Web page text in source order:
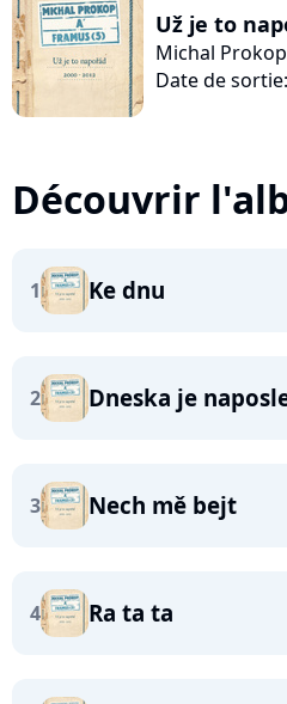
Už je to
Michal Prokop
Date de
Découvrir
1 Ke dnu
2 Dneska je
3 Nech mě bejt
4 Ra ta ta